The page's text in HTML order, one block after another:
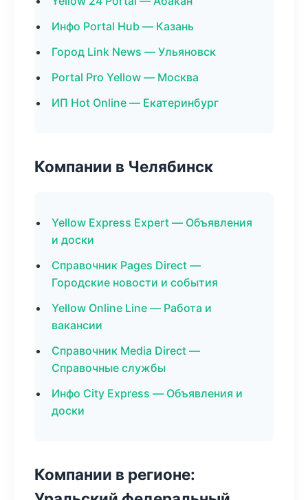
Инфо Portal Hub — Казань
Город Link News — Ульяновск
Portal Pro Yellow — Москва
ИП Hot Online — Екатеринбург
Компании в Челябинск
Yellow Express Expert — Объявления
и доски
Справочник Pages Direct —
Городские новости и события
Yellow Online Line — Работа и
вакансии
Справочник Media Direct —
Справочные службы
Инфо City Express — Объявления и
доски
Компании в регионе: